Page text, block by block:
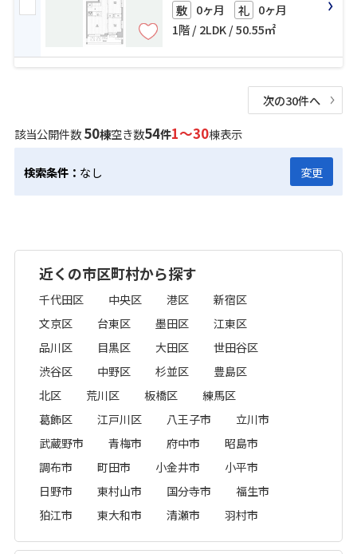
敷 0ヶ月 礼 0ヶ月
1階 / 2LDK / 50.55㎡
次の30件へ
該当公開件数50棟空き数54件1～30棟表示
検索条件： なし 変更
近くの市区町村から探す
千代田区 中央区 港区
新宿区
文京区
台東区 墨田区
江東区
品川区
目黒区 大田区
世田谷区
渋谷区
中野区 杉並区
豊島区
北区
荒川区 板橋区
練馬区
葛飾区
江戸川区 八王子市
立川市
武蔵野市
青梅市 府中市
昭島市
調布市
町田市 小金井市
小平市
日野市
東村山市 国分寺市
福生市
狛江市
東大和市 清瀬市 羽村市